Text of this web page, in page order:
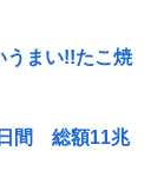
うまい!!たこ焼
間 総額11兆